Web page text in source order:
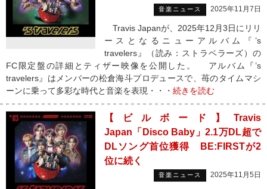
音楽ニュース 2025年11月7日
Travis Japanが、2025年12月3日にリリ
ースとなるニューアルバム『’s
travelers』（読み：ストラベラーズ）の
FC限定盤の詳細とティザー映像を公開した。 アルバム『’s
travelers』はメンバーの松倉海斗プロデュースで、苺のタイムマシ
ーンに乗って多彩な時代と音楽を表現・・・ 続きを読む
【ビルボード】Travis
Japan「Disco Baby」2.1万DL超で
DLソング首位獲得 BE:FIRSTが2
位に続く
音楽ニュース 2025年11月5日